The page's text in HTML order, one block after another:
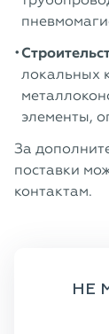
локальных
элементы,
За
поставки
контактам.
НЕ